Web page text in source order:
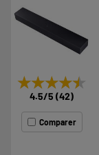
★★★★★
★★★★★
4.5/5 (42)
Comparer